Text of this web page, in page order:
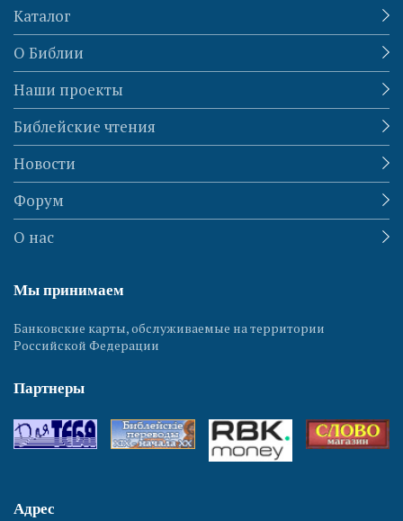
Каталог
О Библии
Наши проекты
Библейские чтения
Новости
Форум
О нас
Мы принимаем
Банковские карты, обслуживаемые на территории
Российской Федерации
Партнеры
Адрес